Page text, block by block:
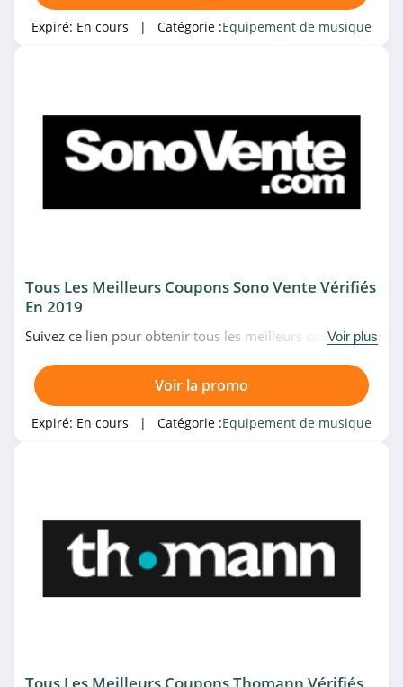
Expiré: En cours | Catégorie :Equipement de musique
Tous Les Meilleurs Coupons Sono Vente Vérifiés
En 2019
Suivez ce lien pour obtenir tous les meilleurs codes
moment. Venez très vite!
Voir plus
Voir la promo
Expiré: En cours | Catégorie :Equipement de musique